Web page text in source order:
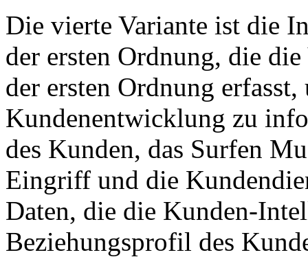
Die vierte Variante ist die
der ersten Ordnung, die
der ersten Ordnung erfasst,
Kundenentwicklung zu
des Kunden, das Surfen
Eingriff und die
Daten, die die Kunden-
Beziehungsprofil des